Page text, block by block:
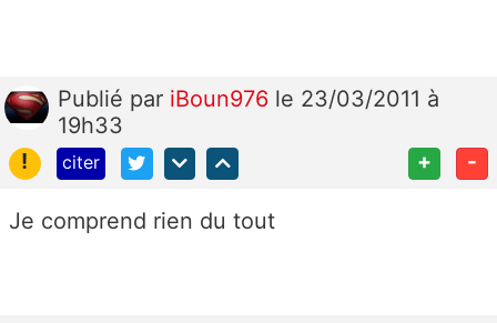
Publié par iBoun976 le 23/03/2011 à
19h33
!
citer + -
Je comprend rien du tout